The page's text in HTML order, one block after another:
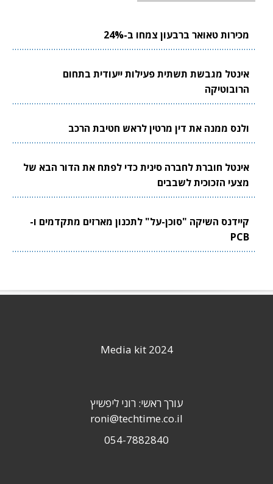
מכירות טאואר ברבעון צמחו ב-24%
אינטל מגבשת תשתית פעילות ייעודית בתחום
הרובוטיקה
ולנס ממנה את דין מרטין לראש חטיבת הרכב
אינטל חוברת לחברה סינית כדי לפתח את הדור הבא של
מצעי הזכוכית לשבבים
קיידנס השיקה "סוכן-על" לתכנון מארזים מתקדמים ו-
PCB
Media kit 2024
עורך ראשי: רוני ליפשיץ
roni@techtime.co.il
054-7882840